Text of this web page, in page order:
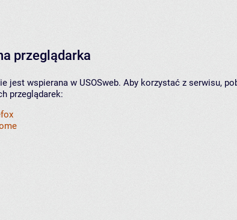
przeglądarka
jest wspierana w USOSweb. Aby korzystać z serwisu,
przeglądarek: